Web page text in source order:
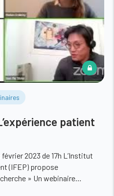
patient
2023 de 17h L’Institut
(IFEP) propose
» Un webinaire…